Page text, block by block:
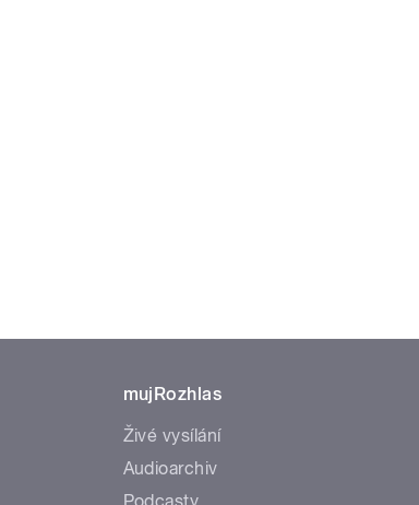
mujRozhlas
Živé vysílání
Audioarchiv